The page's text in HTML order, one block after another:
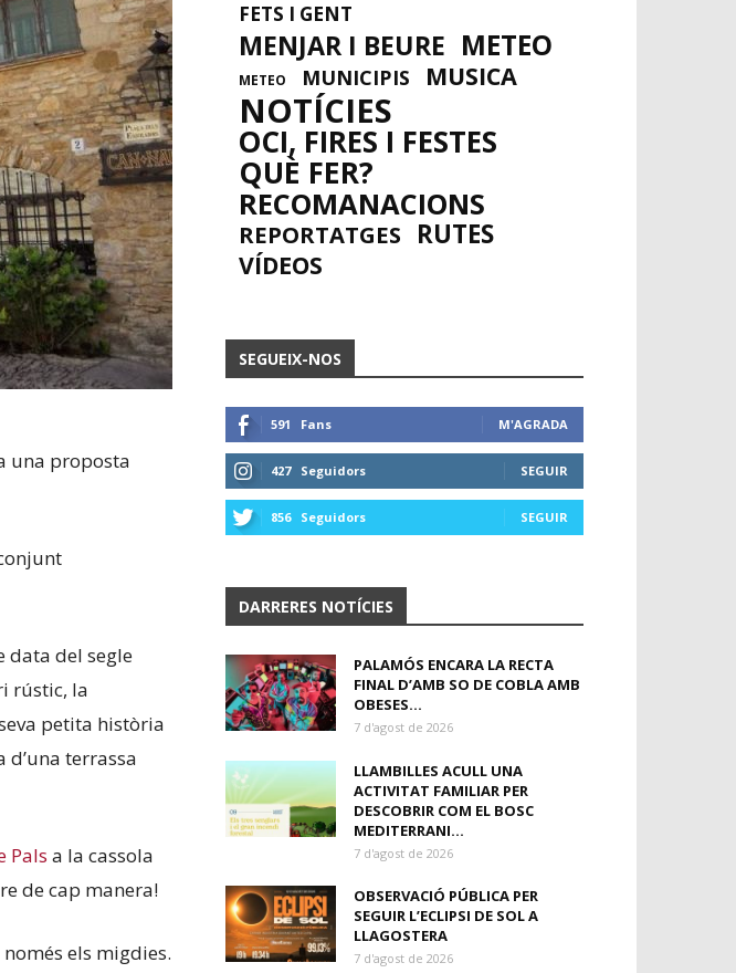
una proposta
data del segle
rústic, la
petita història
d’una terrassa
Pals a la cassola
de cap manera!
els migdies.
FETS I GENT
MENJAR I BEURE METEO
METEO MUNICIPIS MUSICA
NOTÍCIES
OCI, FIRES I FESTES
QUÈ FER?
RECOMANACIONS
REPORTATGES RUTES
VÍDEOS
SEGUEIX-NOS
591 Fans M'AGRADA
427 Seguidors SEGUIR
856 Seguidors SEGUIR
DARRERES NOTÍCIES
PALAMÓS ENCARA LA RECTA
FINAL D’AMB SO DE COBLA AMB
OBESES...
7 d'agost de 2026
LLAMBILLES ACULL UNA
ACTIVITAT FAMILIAR PER
DESCOBRIR COM EL BOSC
MEDITERRANI...
7 d'agost de 2026
OBSERVACIÓ PÚBLICA PER
SEGUIR L’ECLIPSI DE SOL A
LLAGOSTERA
7 d'agost de 2026